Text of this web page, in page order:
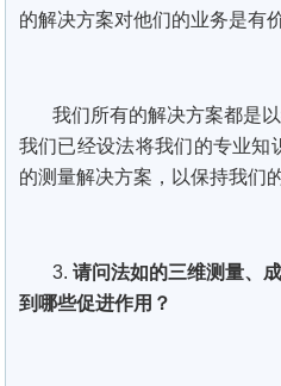
的解决方案对他们的业务是有
我们所有的解决方案都是
我们已经设法将我们的专业知
的测量解决方案，以保持我们
3. 请问法如的三维测量、
到哪些促进作用？